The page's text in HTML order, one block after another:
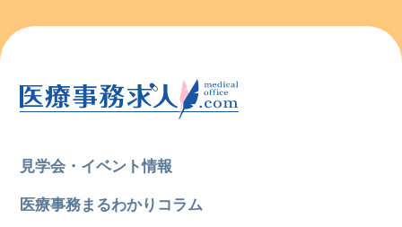
見学会・イベント情報
医療事務まるわかりコラム